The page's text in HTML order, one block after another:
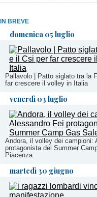
IN BREVE
domenica 05 luglio
Pallavolo | Patto siglato tra la
far crescere il volley in Italia
venerdì 03 luglio
Andora, il volley dei campioni:
protagonista del Summer
Piacenza
martedì 30 giugno